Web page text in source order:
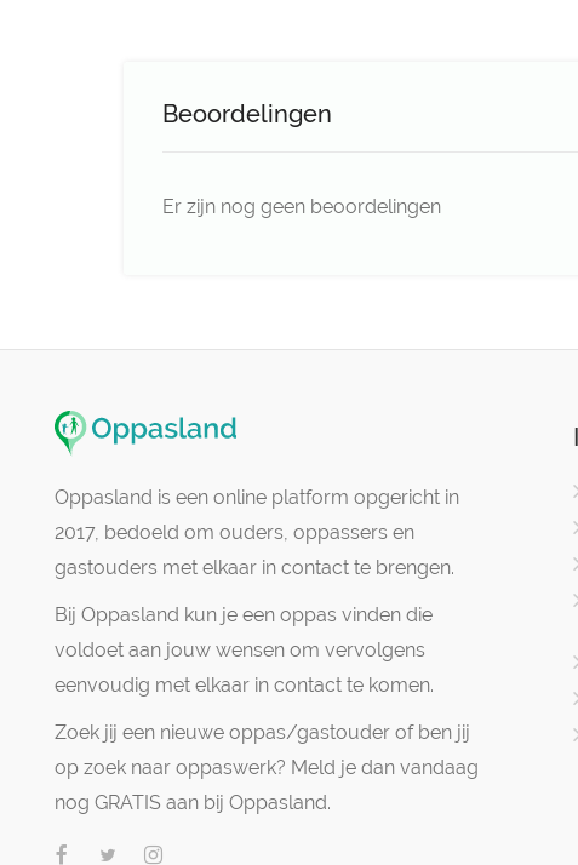
Beoordelingen
Er zijn nog geen beoordelingen
Oppasland is een online platform opgericht in
2017, bedoeld om ouders, oppassers en
gastouders met elkaar in contact te brengen.
Bij Oppasland kun je een oppas vinden die
voldoet aan jouw wensen om vervolgens
eenvoudig met elkaar in contact te komen.
Zoek jij een nieuwe oppas/gastouder of ben jij
op zoek naar oppaswerk? Meld je dan vandaag
nog GRATIS aan bij Oppasland.